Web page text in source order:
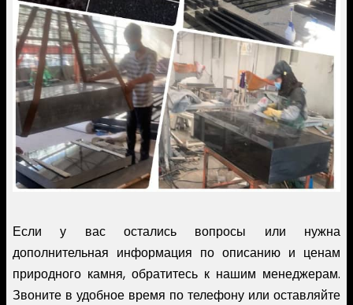
Если у вас остались вопросы или нужна
дополнительная информация по описанию и ценам
природного камня, обратитесь к нашим менеджерам.
Звоните в удобное время по телефону или оставляйте